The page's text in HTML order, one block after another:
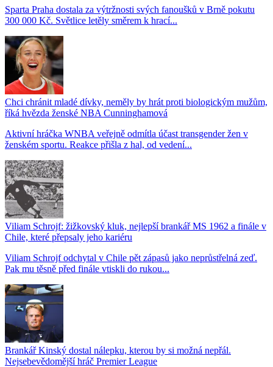
Sparta Praha dostala za výtržnosti svých fanoušků v Brně pokutu
300 000 Kč. Světlice letěly směrem k hrací...
Chci chránit mladé dívky, neměly by hrát proti biologickým mužům,
říká hvězda ženské NBA Cunninghamová
Aktivní hráčka WNBA veřejně odmítla účast transgender žen v
ženském sportu. Reakce přišla z hal, od vedení...
Viliam Schrojf: žižkovský kluk, nejlepší brankář MS 1962 a finále v
Chile, které přepsaly jeho kariéru
Viliam Schrojf odchytal v Chile pět zápasů jako neprůstřelná zeď.
Pak mu těsně před finále vtiskli do rukou...
Brankář Kinský dostal nálepku, kterou by si možná nepřál.
Nejsebevědomější hráč Premier League